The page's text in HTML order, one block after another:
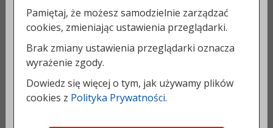
tel.:77 40 66 200-202
faks: 77 40 66 228
e-mail:um@prudnik.pl
strona www: prudnik.pl
INFORMACJE DODATKOWE:
Pamiętaj, że możesz samodzielnie zarządzać
cookies, zmieniając ustawienia przeglądarki.
Brak zmiany ustawienia przeglądarki oznacza
wyrażenie zgody.
Dowiedz się więcej o tym, jak używamy plików
cookies z Polityka Prywatności.
jeśli zachodzi podejrzenie przestępstwa.
Administrator może mieć obowiązek udzielania
informacji zebranych przez serwis www upoważnionym
organom na podstawie zgodnych z prawem żądań w
zakresie wynikającym z żądania.
Administrator danych gwarantuje spełnienie wszystkich
Twoich praw wynikających z ogólnego Rozporządzenia
Parlamentu Europejskiego i Rady (UE) 2016/679 z dnia